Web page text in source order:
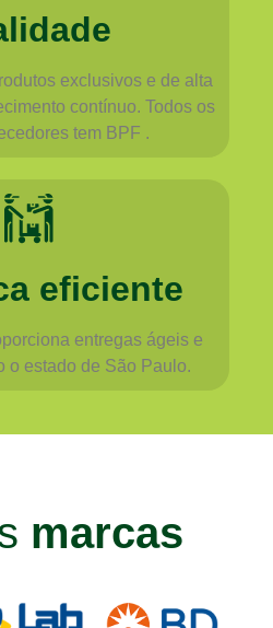
exclusivos e de alta
contínuo. Todos os
tem BPF .
eficiente
entregas ágeis e
o estado de São Paulo.
marcas